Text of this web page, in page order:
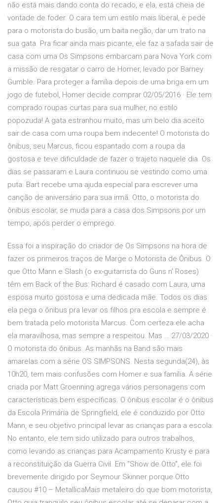
não está mais dando conta do recado, e ela, está cheia de
vontade de foder. O cara tem um estilo mais liberal, e pede
para o motorista do busão, um baita negão, dar um trato na
sua gata. Pra ficar ainda mais picante, ele faz a safada sair de
casa com uma Os Simpsons embarcam para Nova York com
a missão de resgatar o carro de Homer, levado por Barney
Gumble. Para proteger a família depois de uma briga em um
jogo de futebol, Homer decide comprar 02/05/2016 · Ele tem
comprado roupas curtas para sua mulher, no estilo
popozuda! A gata estranhou muito, mas um belo dia aceito
sair de casa com uma roupa bem indecente! O motorista do
ônibus, seu Marcus, ficou espantado com a roupa da
gostosa e teve dificuldade de fazer o trajeto naquele dia. Os
dias se passaram e Laura continuou se vestindo como uma
puta. Bart recebe uma ajuda especial para escrever uma
canção de aniversário para sua irmã. Otto, o motorista do
ônibus escolar, se muda para a casa dos Simpsons por um
tempo, após perder o emprego.
Essa foi a inspiração do criador de Os Simpsons na hora de
fazer os primeiros traços de Marge o Motorista de Ônibus. O
que Otto Mann e Slash (o ex-guitarrista do Guns n’ Roses)
têm em Back of the Bus: Richard é casado com Laura, uma
esposa muito gostosa e uma dedicada mãe. Todos os dias
ela pega o ônibus pra levar os filhos pra escola e sempre é
bem tratada pelo motorista Marcus. Com certeza ele acha
ela maravilhosa, mas sempre a respeitou. Mas … 27/03/2020 ·
O motorista do ônibus. As manhãs na Band são mais
amarelas com a série OS SIMPSONS. Nesta segunda(24), às
10h20, tem mais confusões com Homer e sua família. A série
criada por Matt Groenning agrega vários personagens com
características bem específicas. O ônibus escolar é o ônibus
da Escola Primária de Springfield, ele é conduzido por Otto
Mann, e seu objetivo principal levar as crianças para a escola.
No entanto, ele tem sido utilizado para outros trabalhos,
como levando as crianças para Acampamento Krusty e para
a reconstituição da Guerra Civil. Em "Show de Otto", ele foi
brevemente dirigido por Seymour Skinner porque Otto
causou #10 – MetallicaMais metaleiro do que bom motorista,